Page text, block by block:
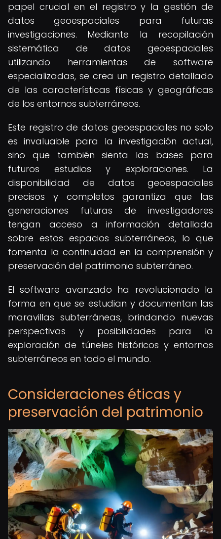
papel crucial en el registro y la gestión de
datos geoespaciales para futuras
investigaciones. Mediante la recopilación
sistemática de datos geoespaciales
utilizando herramientas de software
especializadas, se crea un registro detallado
de las características físicas y geográficas
de los entornos subterráneos.
Este registro de datos geoespaciales no solo
es invaluable para la investigación actual,
sino que también sienta las bases para
futuros estudios y exploraciones. La
disponibilidad de datos geoespaciales
precisos y completos garantiza que las
generaciones futuras de investigadores
tengan acceso a información detallada
sobre estos espacios subterráneos, lo que
fomenta la continuidad en la comprensión y
preservación del patrimonio subterráneo.
El software avanzado ha revolucionado la
forma en que se estudian y documentan las
maravillas subterráneas, brindando nuevas
perspectivas y posibilidades para la
exploración de túneles históricos y entornos
subterráneos en todo el mundo.
Consideraciones éticas y
preservación del patrimonio